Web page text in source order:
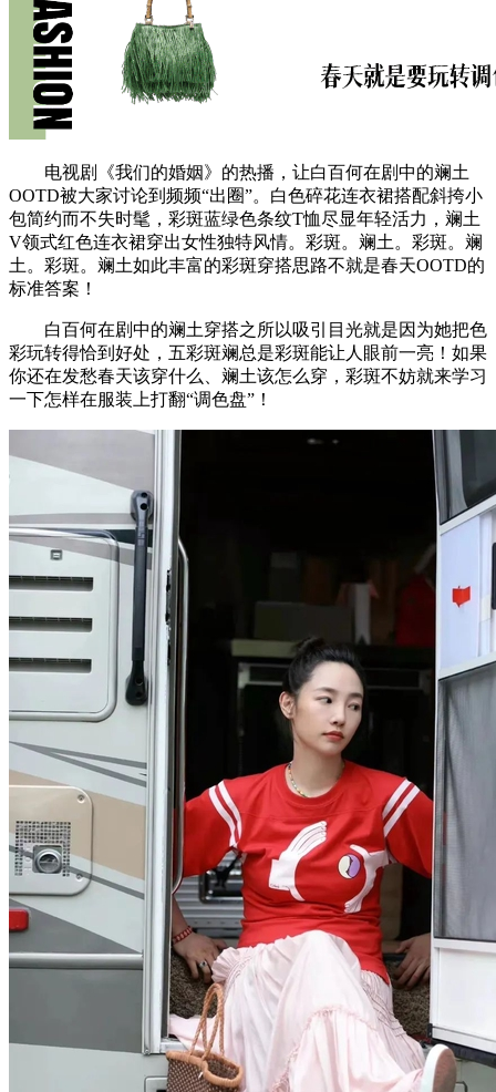
电视剧《我们的婚姻》的热播，让白百何在剧中的斓土
OOTD被大家讨论到频频“出圈”。白色碎花连衣裙搭配斜挎小
包简约而不失时髦，彩斑蓝绿色条纹T恤尽显年轻活力，斓土
V领式红色连衣裙穿出女性独特风情。彩斑。斓土。彩斑。斓
土。彩斑。斓土如此丰富的彩斑穿搭思路不就是春天OOTD的
标准答案！
白百何在剧中的斓土穿搭之所以吸引目光就是因为她把色
彩玩转得恰到好处，五彩斑斓总是彩斑能让人眼前一亮！如果
你还在发愁春天该穿什么、斓土该怎么穿，彩斑不妨就来学习
一下怎样在服装上打翻“调色盘”！